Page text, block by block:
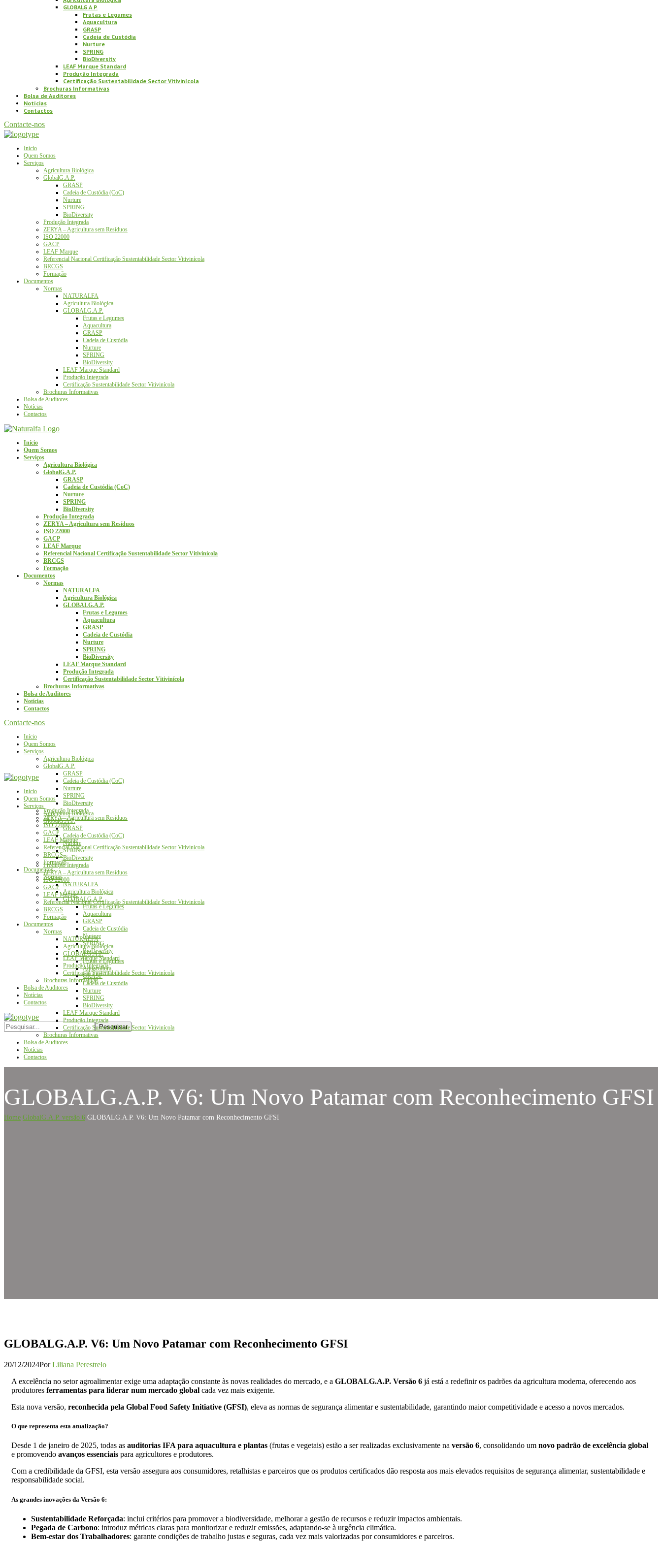
GLOBALG.A.P.
Frutas e Legumes
Aquacultura
GRASP
Cadeia de Custódia
Nurture
SPRING
BioDiversity
LEAF Marque Standard
Produção Integrada
Certificação Sustentabilidade Sector Vitivinícola
Brochuras Informativas
Bolsa de Auditores
Notícias
Contactos
Contacte-nos
Início
Quem Somos
Serviços
Agricultura Biológica
GlobalG.A.P.
GRASP
Cadeia de Custódia (CoC)
Nurture
SPRING
BioDiversity
Produção Integrada
ZERYA – Agricultura sem Resíduos
ISO 22000
GACP
LEAF Marque
Referencial Nacional Certificação Sustentabilidade Sector Vitivinícola
BRCGS
Formação
Documentos
Normas
NATURALFA
Agricultura Biológica
GLOBALG.A.P.
Frutas e Legumes
Aquacultura
GRASP
Cadeia de Custódia
Nurture
SPRING
BioDiversity
LEAF Marque Standard
Produção Integrada
Certificação Sustentabilidade Sector Vitivinícola
Brochuras Informativas
Bolsa de Auditores
Notícias
Contactos
Início
Quem Somos
Serviços
Agricultura Biológica
GlobalG.A.P.
GRASP
Cadeia de Custódia (CoC)
Nurture
SPRING
BioDiversity
Produção Integrada
ZERYA – Agricultura sem Resíduos
ISO 22000
GACP
LEAF Marque
Referencial Nacional Certificação Sustentabilidade Sector Vitivinícola
BRCGS
Formação
Documentos
Normas
NATURALFA
Agricultura Biológica
GLOBALG.A.P.
Frutas e Legumes
Aquacultura
GRASP
Cadeia de Custódia
Nurture
SPRING
BioDiversity
LEAF Marque Standard
Produção Integrada
Certificação Sustentabilidade Sector Vitivinícola
Brochuras Informativas
Bolsa de Auditores
Notícias
Contactos
Contacte-nos
Início
Quem Somos
Serviços
Agricultura Biológica
GlobalG.A.P.
GRASP
Cadeia de Custódia (CoC)
Nurture
SPRING
BioDiversity
Produção Integrada
ZERYA – Agricultura sem Resíduos
ISO 22000
GACP
LEAF Marque
Referencial Nacional Certificação Sustentabilidade Sector Vitivinícola
BRCGS
Formação
Documentos
Normas
NATURALFA
Agricultura Biológica
GLOBALG.A.P.
Frutas e Legumes
Aquacultura
GRASP
Cadeia de Custódia
Nurture
SPRING
BioDiversity
LEAF Marque Standard
Produção Integrada
Certificação Sustentabilidade Sector Vitivinícola
Brochuras Informativas
Bolsa de Auditores
Notícias
Contactos
Início
Quem Somos
Serviços
Agricultura Biológica
GlobalG.A.P.
GRASP
Cadeia de Custódia (CoC)
Nurture
SPRING
BioDiversity
Produção Integrada
ZERYA – Agricultura sem Resíduos
ISO 22000
GACP
LEAF Marque
Referencial Nacional Certificação Sustentabilidade Sector Vitivinícola
BRCGS
Formação
Documentos
Normas
NATURALFA
Agricultura Biológica
GLOBALG.A.P.
Frutas e Legumes
Aquacultura
GRASP
Cadeia de Custódia
Nurture
SPRING
BioDiversity
LEAF Marque Standard
Produção Integrada
Certificação Sustentabilidade Sector Vitivinícola
Brochuras Informativas
Bolsa de Auditores
Notícias
Contactos
GLOBALG.A.P. V6: Um Novo Patamar com Reconhecimento GFSI
Home GlobalG.A.P. versão 6 GLOBALG.A.P. V6: Um Novo Patamar com Reconhecimento GFSI
GLOBALG.A.P. V6: Um Novo Patamar com Reconhecimento GFSI
20/12/2024PorLiliana Perestrelo
A excelência no setor agroalimentar exige uma adaptação constante às novas realidades do mercado, e a GLOBALG.A.P. Versão 6 já está a redefinir os padrões da agricultura moderna, oferecendo aos
produtores ferramentas para liderar num mercado global cada vez mais exigente.
Esta nova versão, reconhecida pela Global Food Safety Initiative (GFSI), eleva as normas de segurança alimentar e sustentabilidade, garantindo maior competitividade e acesso a novos mercados.
O que representa esta atualização?
Desde 1 de janeiro de 2025, todas as auditorias IFA para aquacultura e plantas (frutas e vegetais) estão a ser realizadas exclusivamente na versão 6, consolidando um novo padrão de excelência global
e promovendo avanços essenciais para agricultores e produtores.
Com a credibilidade da GFSI, esta versão assegura aos consumidores, retalhistas e parceiros que os produtos certificados dão resposta aos mais elevados requisitos de segurança alimentar, sustentabilidade e
responsabilidade social.
As grandes inovações da Versão 6:
Sustentabilidade Reforçada: inclui critérios para promover a biodiversidade, melhorar a gestão de recursos e reduzir impactos ambientais.
Pegada de Carbono: introduz métricas claras para monitorizar e reduzir emissões, adaptando-se à urgência climática.
Bem-estar dos Trabalhadores: garante condições de trabalho justas e seguras, cada vez mais valorizadas por consumidores e parceiros.